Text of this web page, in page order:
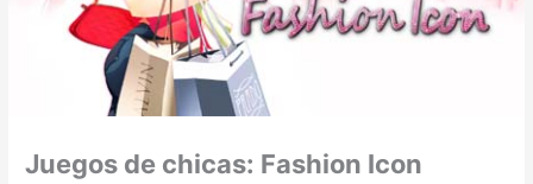
Juegos de chicas: Fashion Icon